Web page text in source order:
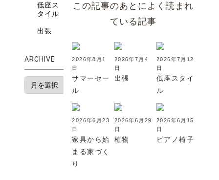
この記事のあとによく読まれ
ている記事
2026年8月1
日
サマーセー
ル
2026年7月4
日
出張
2026年7月12
日
低座スタイ
ル
2026年6月23
日
家具から始
まる家づく
り
2026年6月29
日
植物
2026年6月15
日
ピアノ椅子
低座ス
タイル
出張
ARCHIVE